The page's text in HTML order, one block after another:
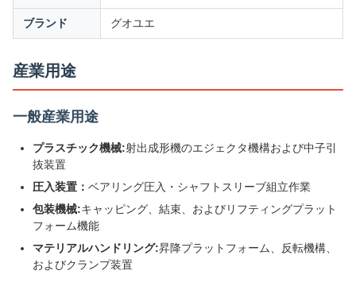
ブランド グオユエ
産業用途
一般産業用途
プラスチック機械:射出成形機のエジェクタ機構および中子引
抜装置
圧入装置： ベアリング圧入・シャフトスリーブ組立作業
包装機械:キャッピング、結束、およびリフティングプラット
フォーム機能
マテリアルハンドリング:昇降プラットフォーム、反転機構、
およびクランプ装置